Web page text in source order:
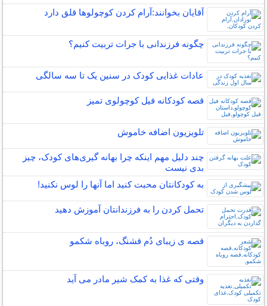
آقایان بخوانند:آرام كردن كوچولوها قلق دارد
چگونه فرزندانی با جرات تربیت کنیم؟
عادات غذایی کودک در سنین یک تا سه سالگی
قصه کودکانه فیل کوچولوی تمیز
تلویزیون اضافه خاموش
چند دلیل مهم اینکه چرا بهانه گیری‌های کودک، چیز
بدی نیست
به کودکانتان محبت کنید اما آنها را لوس نکنید!
تحمل کردن را به فرزندانتان آموزش دهید
قصه ی زیبای دُم قشنگ، روباه شکمو
وقتی که غذا به کمک شیر مادر می آید